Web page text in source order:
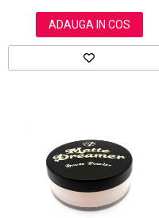
ADAUGA IN COS